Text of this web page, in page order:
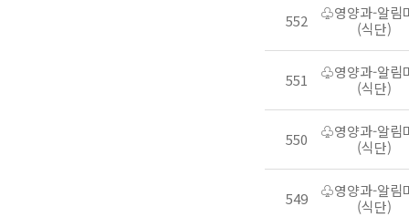
552
♧영양과-알림
(식단)
551
♧영양과-알림
(식단)
550
♧영양과-알림
(식단)
549
♧영양과-알림
(식단)